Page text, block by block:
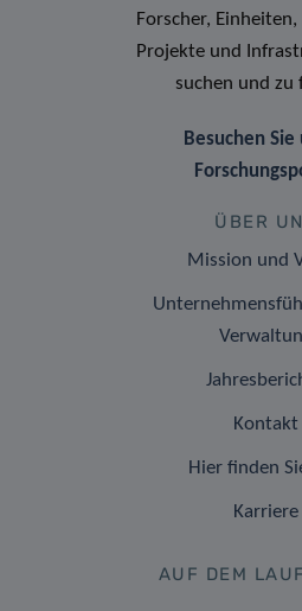
Forscher, Einheiten,
Projekte und
suchen und zu
Besuchen Sie
ÜBER
Mission und
Kontakt
Hier finden
Karriere
AUF DEM